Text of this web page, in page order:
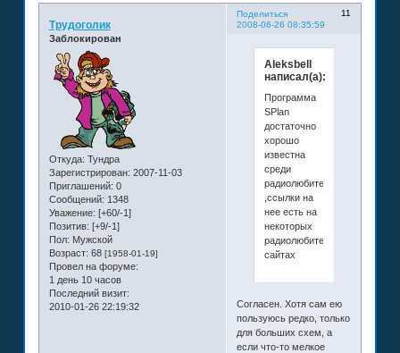
Поделиться
11
2008-06-26 08:35:59
Трудоголик
Заблокирован
Откуда: Тундра
Зарегистрирован: 2007-11-03
Приглашений: 0
Сообщений: 1348
Уважение: [+60/-1]
Позитив: [+9/-1]
Пол: Мужской
Возраст: 68 [1958-01-19]
Провел на форуме:
1 день 10 часов
Последний визит:
2010-01-26 22:19:32
Aleksbell
написал(а):
Программа
SPlan
достаточно
хорошо
известна
среди
радиолюбителей
,ссылки на
нее есть на
некоторых
радиолюбительских
сайтах
Согласен. Хотя сам ею
пользуюсь редко, только
для больших схем, а
если что-то мелкое